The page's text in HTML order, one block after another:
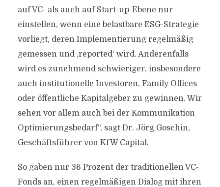
auf VC- als auch auf Start-up-Ebene nur
einstellen, wenn eine belastbare ESG-Strategie
vorliegt, deren Implementierung regelmäßig
gemessen und ,reported‘ wird. Anderenfalls
wird es zunehmend schwieriger, insbesondere
auch institutionelle Investoren, Family Offices
oder öffentliche Kapitalgeber zu gewinnen. Wir
sehen vor allem auch bei der Kommunikation
Optimierungsbedarf“, sagt Dr. Jörg Goschin,
Geschäftsführer von KfW Capital.
So gaben nur 36 Prozent der traditionellen VC-
Fonds an, einen regelmäßigen Dialog mit ihren